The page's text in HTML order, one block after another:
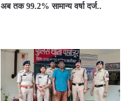
अब तक 99.2% सामान्य वर्षा दर्ज..